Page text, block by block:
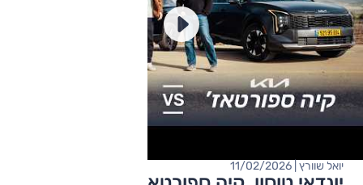
יואל שוורץ | 11/02/2026